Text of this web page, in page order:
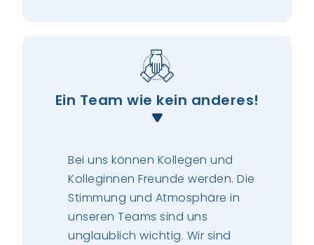
Ein Team wie kein anderes!
Bei uns können Kollegen und
Kolleginnen Freunde werden. Die
Stimmung und Atmosphäre in
unseren Teams sind uns
unglaublich wichtig. Wir sind